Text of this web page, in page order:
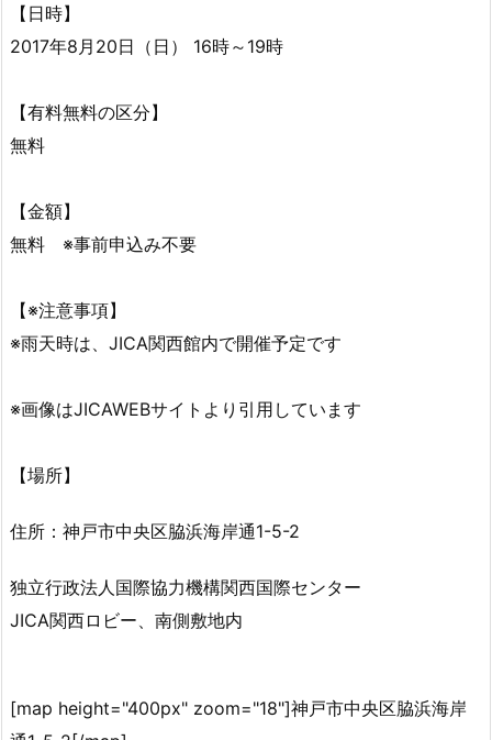
【日時】
2017年8月20日（日） 16時～19時
【有料無料の区分】
無料
【金額】
無料 ※事前申込み不要
【※注意事項】
※雨天時は、JICA関西館内で開催予定です
※画像はJICAWEBサイトより引用しています
【場所】
住所：神戸市中央区脇浜海岸通1-5-2
独立行政法人国際協力機構関西国際センター
JICA関西ロビー、南側敷地内
[map height="400px" zoom="18"]神戸市中央区脇浜海岸